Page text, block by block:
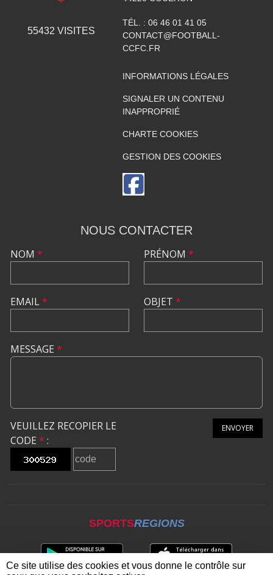
55432 VISITES
TÉL. : 06 46 01 41 05
CONTACT@FOOTBALL-
CCFC.FR
INFORMATIONS LÉGALES
SIGNALER UN CONTENU
INAPPROPRIÉ
CHARTE COOKIES
GESTION DES COOKIES
NOUS CONTACTER
NOM *
EMAIL*
PRÉNOM *
OBJET *
MESSAGE *
VEUILLEZ RECOPIER LE
CODE * :
ENVOYER
SPORTSREGIONS
Ce site utilise des cookies et vous donne le contrôle sur